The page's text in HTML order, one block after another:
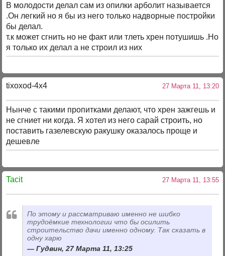
В молодости делал сам из опилки арболит называется
.Он легкий но я бы из него только надворные постройки
бы делал.
т.к может сгнить но не факт или тлеть хрен потушишь .Но
я только их делал а не строил из них
tixoxod-4x4 27 Марта 11, 13:20
Нынче с такими пропитками делают, что хрен зажгешь и
не сгниет ни когда. Я хотел из него сарай строить, но
поставить газелевскую ракушку оказалось проще и
дешевле
Tacit 27 Марта 11, 13:55
По этому и рассматриваю именно не шибко
трудоёмкие технологии что бы осилить
строительство дачи именно одному. Так сказать в
одну харю
Гудвин, 27 Марта 11, 13:25